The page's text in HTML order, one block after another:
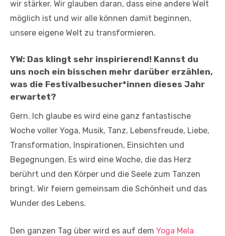
wir stärker. Wir glauben daran, dass eine andere Welt
möglich ist und wir alle können damit beginnen,
unsere eigene Welt zu transformieren.
YW: Das klingt sehr inspirierend! Kannst du
uns noch ein bisschen mehr darüber erzählen,
was die Festivalbesucher*innen dieses Jahr
erwartet?
Gern. Ich glaube es wird eine ganz fantastische
Woche voller Yoga, Musik, Tanz, Lebensfreude, Liebe,
Transformation, Inspirationen, Einsichten und
Begegnungen. Es wird eine Woche, die das Herz
berührt und den Körper und die Seele zum Tanzen
bringt. Wir feiern gemeinsam die Schönheit und das
Wunder des Lebens.
Den ganzen Tag über wird es auf dem Yoga Mela